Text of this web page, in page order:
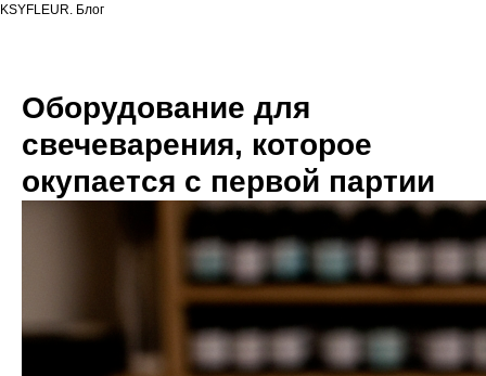
KSYFLEUR. Блог
Оборудование для
свечеварения, которое
окупается с первой партии